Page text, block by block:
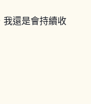
我還是會持續收